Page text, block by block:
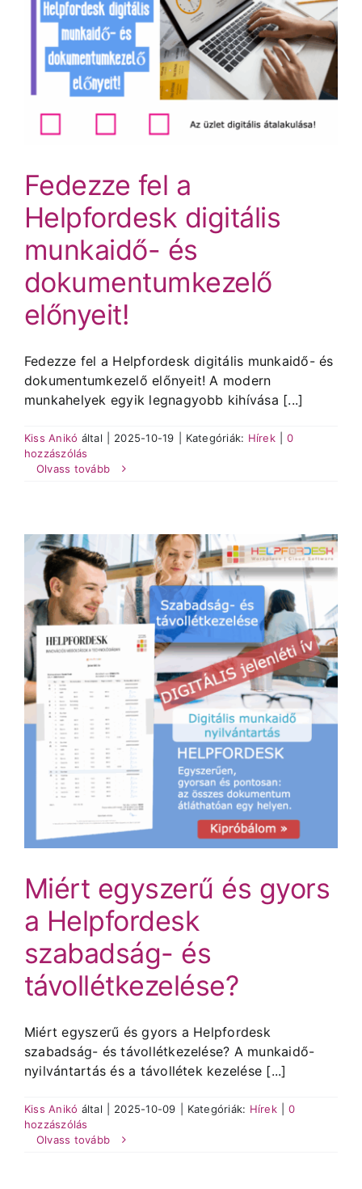
Fedezze fel a
Helpfordesk digitális
munkaidő- és
dokumentumkezelő
előnyeit!
Fedezze fel a Helpfordesk digitális munkaidő- és
dokumentumkezelő előnyeit! A modern
munkahelyek egyik legnagyobb kihívása [...]
Kiss Anikó által 2025-10-19 Kategóriák: Hírek
0
hozzászólás
Olvass tovább
Miért egyszerű és gyors
a Helpfordesk
szabadság- és
távollétkezelése?
Miért egyszerű és gyors a Helpfordesk
szabadság- és távollétkezelése? A munkaidő-
nyilvántartás és a távollétek kezelése [...]
Kiss Anikó által 2025-10-09 Kategóriák: Hírek
0
hozzászólás
Olvass tovább